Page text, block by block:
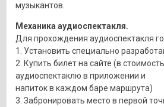
музыкантов.
Механика аудиоспектакля.
Для прохождения аудиоспектакля
1. Установить специально
2. Купить билет на сайте (в
аудиоспектаклю в приложении и
напиток в каждом баре маршрута)
3. Забронировать место в первой